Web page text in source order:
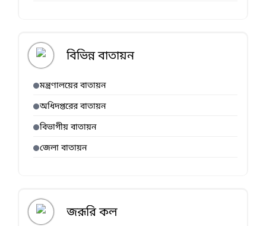
বিভিন্ন বাতায়ন
মন্ত্রণালয়ের বাতায়ন
অধিদপ্তরের বাতায়ন
বিভাগীয় বাতায়ন
জেলা বাতায়ন
জরূরি কল